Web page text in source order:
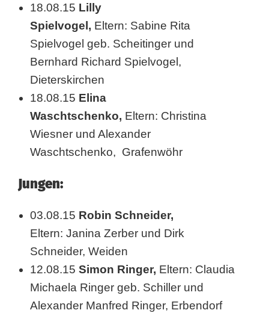
A
s
n
e
d
18.08.15 Lilly
Spielvogel, Eltern: Sabine Rita
Spielvogel geb. Scheitinger und
Bernhard Richard Spielvogel,
Dieterskirchen
18.08.15 Elina
Waschtschenko, Eltern: Christina
Wiesner und Alexander
Waschtschenko, Grafenwöhr
Jungen:
03.08.15 Robin Schneider,
Eltern: Janina Zerber und Dirk
Schneider, Weiden
12.08.15 Simon Ringer, Eltern: Claudia
Michaela Ringer geb. Schiller und
Alexander Manfred Ringer, Erbendorf